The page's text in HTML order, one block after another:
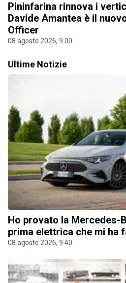
Pininfarina rinnova i
Davide Amantea è il
Officer
08 agosto 2026, 9.00
Ultime Notizie
Ho provato la Mercedes-
prima elettrica che mi ha
08 agosto 2026, 9.40